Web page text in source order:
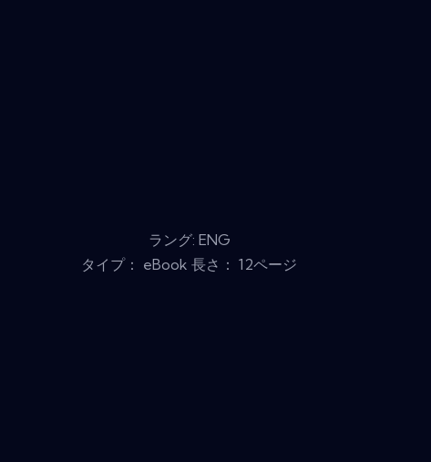
ラング: ENG
タイプ： eBook 長さ： 12ページ